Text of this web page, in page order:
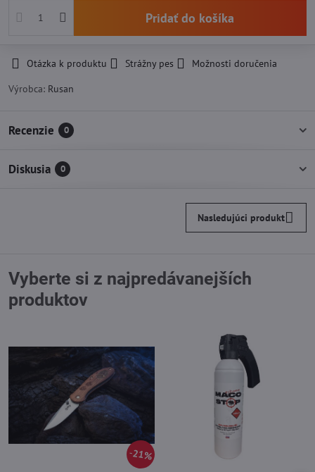
Pridať do košíka
Otázka k produktu Strážny pes
Možnosti doručenia
Výrobca: Rusan
Recenzie 0
Diskusia 0
Nasledujúci produkt
Vyberte si z najpredávanejších
produktov
21%